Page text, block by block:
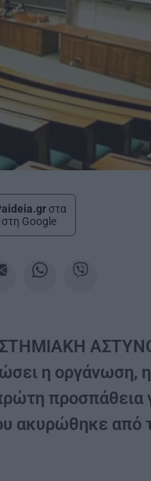
στα
Google
η οργάνωση,
προσπάθεια
ακυρώθηκε από